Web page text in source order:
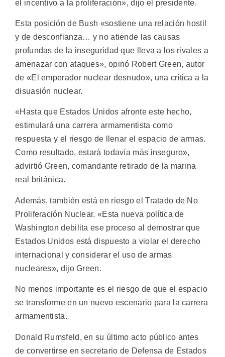
el incentivo a la proliferación», dijo el presidente.
Esta posición de Bush «sostiene una relación hostil
y de desconfianza… y no atiende las causas
profundas de la inseguridad que lleva a los rivales a
amenazar con ataques», opinó Robert Green, autor
de «El emperador nuclear desnudo», una crítica a la
disuasión nuclear.
«Hasta que Estados Unidos afronte este hecho,
estimulará una carrera armamentista como
respuesta y el riesgo de llenar el espacio de armas.
Como resultado, estará todavía más inseguro»,
advirtió Green, comandante retirado de la marina
real británica.
Además, también está en riesgo el Tratado de No
Proliferación Nuclear. «Esta nueva política de
Washington debilita ese proceso al demostrar que
Estados Unidos está dispuesto a violar el derecho
internacional y considerar el uso de armas
nucleares», dijo Green.
No menos importante es el riesgo de que el espacio
se transforme en un nuevo escenario para la carrera
armamentista.
Donald Rumsfeld, en su último acto público antes
de convertirse en secretario de Defensa de Estados